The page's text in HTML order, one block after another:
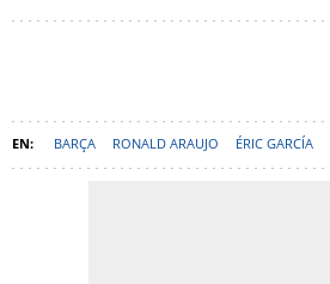
BARÇA RONALD ARAUJO ÉRIC GARCÍA